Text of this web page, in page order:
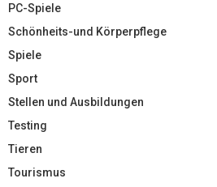
PC-Spiele
Schönheits-und Körperpflege
Spiele
Sport
Stellen und Ausbildungen
Testing
Tieren
Tourismus